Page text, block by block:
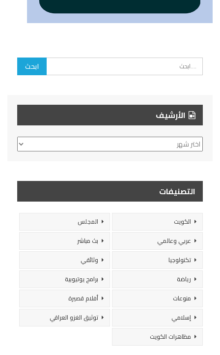
الأرشيف
الأرشيف
التصنيفات
الكويت
المجلس
عربي وعالمي
بث مباشر
تكنولوجيا
وثائقي
رياضة
برامج يوتيوبية
منوعات
أفلام قصيرة
إسلامي
توثيق الغزو العراقي
مظاهرات الكويت